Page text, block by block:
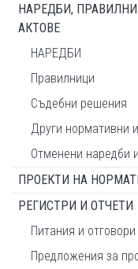
НАРЕДБИ,
АКТОВЕ
НАРЕДБИ
Правилници
Съдебни решения
Други нормативни
Отменени наредби
ПРОЕКТИ НА
РЕГИСТРИ И ОТЧЕТИ
Питания и
Предложения за